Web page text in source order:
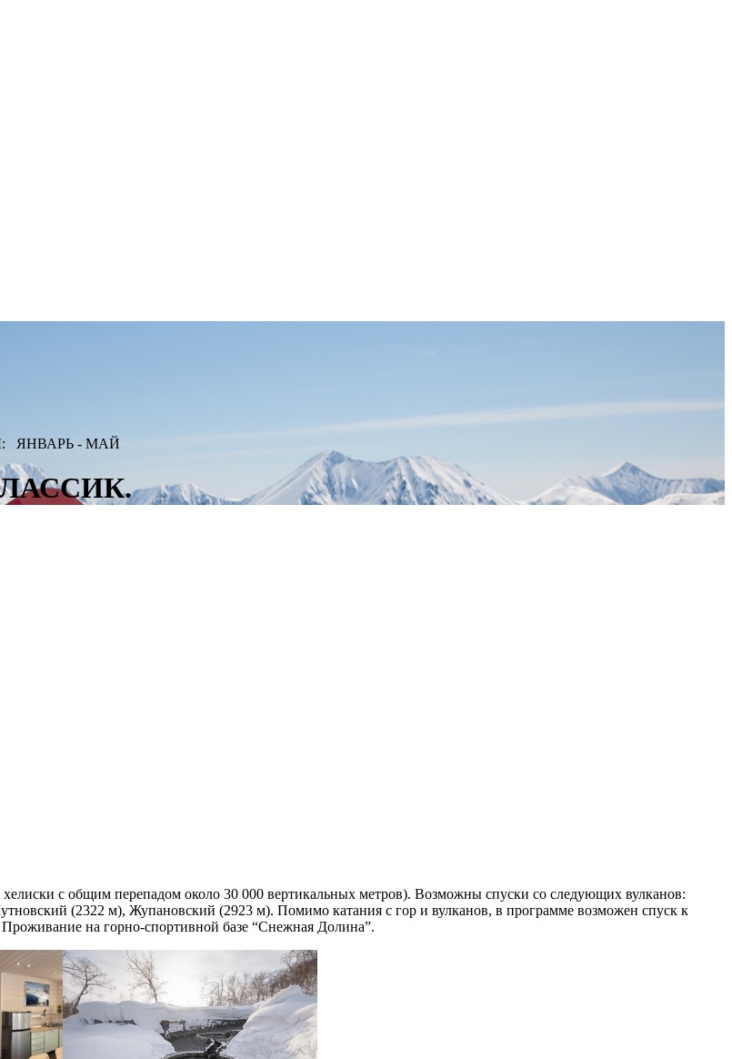
ЯНВАРЬ - МАЙ
с общим перепадом около 30 000 вертикальных метров). Возможны спуски со следующих вулканов:
(2322 м), Жупановский (2923 м). Помимо катания с гор и вулканов, в программе возможен спуск к
на горно-спортивной базе “Снежная Долина”.